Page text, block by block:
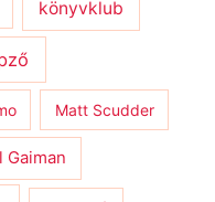
könyvklub
Matt Scudder
Gaiman